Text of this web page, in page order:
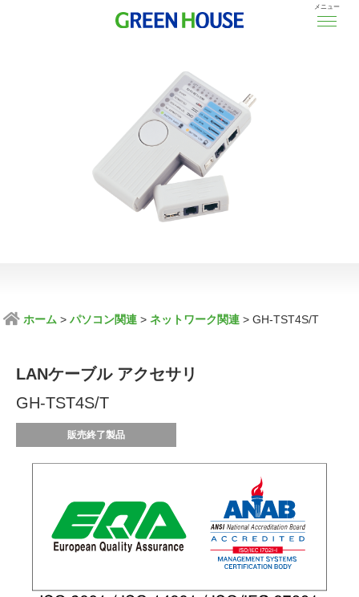
メニュー
ホーム パソコン関連 ネットワーク関連 GH-TST4S/T
LANケーブル アクセサリ
GH-TST4S/T
販売終了製品